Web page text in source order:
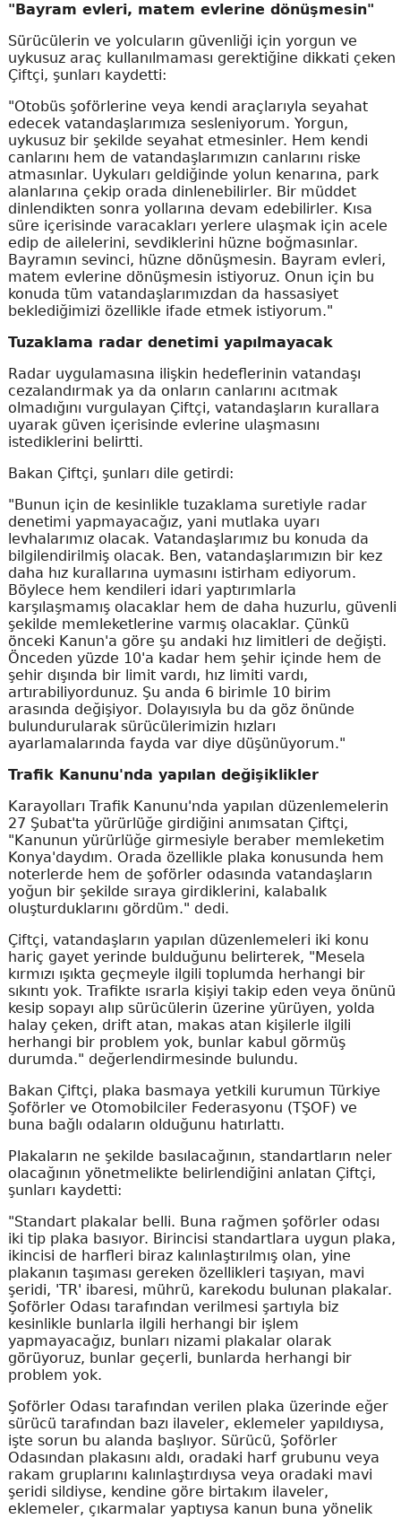
"Bayram evleri, matem evlerine dönüşmesin"
Sürücülerin ve yolcuların güvenliği için yorgun ve
uykusuz araç kullanılmaması gerektiğine dikkati çeken
Çiftçi, şunları kaydetti:
"Otobüs şoförlerine veya kendi araçlarıyla seyahat
edecek vatandaşlarımıza sesleniyorum. Yorgun,
uykusuz bir şekilde seyahat etmesinler. Hem kendi
canlarını hem de vatandaşlarımızın canlarını riske
atmasınlar. Uykuları geldiğinde yolun kenarına, park
alanlarına çekip orada dinlenebilirler. Bir müddet
dinlendikten sonra yollarına devam edebilirler. Kısa
süre içerisinde varacakları yerlere ulaşmak için acele
edip de ailelerini, sevdiklerini hüzne boğmasınlar.
Bayramın sevinci, hüzne dönüşmesin. Bayram evleri,
matem evlerine dönüşmesin istiyoruz. Onun için bu
konuda tüm vatandaşlarımızdan da hassasiyet
beklediğimizi özellikle ifade etmek istiyorum."
Tuzaklama radar denetimi yapılmayacak
Radar uygulamasına ilişkin hedeflerinin vatandaşı
cezalandırmak ya da onların canlarını acıtmak
olmadığını vurgulayan Çiftçi, vatandaşların kurallara
uyarak güven içerisinde evlerine ulaşmasını
istediklerini belirtti.
Bakan Çiftçi, şunları dile getirdi:
"Bunun için de kesinlikle tuzaklama suretiyle radar
denetimi yapmayacağız, yani mutlaka uyarı
levhalarımız olacak. Vatandaşlarımız bu konuda da
bilgilendirilmiş olacak. Ben, vatandaşlarımızın bir kez
daha hız kurallarına uymasını istirham ediyorum.
Böylece hem kendileri idari yaptırımlarla
karşılaşmamış olacaklar hem de daha huzurlu, güvenli
şekilde memleketlerine varmış olacaklar. Çünkü
önceki Kanun'a göre şu andaki hız limitleri de değişti.
Önceden yüzde 10'a kadar hem şehir içinde hem de
şehir dışında bir limit vardı, hız limiti vardı,
artırabiliyordunuz. Şu anda 6 birimle 10 birim
arasında değişiyor. Dolayısıyla bu da göz önünde
bulundurularak sürücülerimizin hızları
ayarlamalarında fayda var diye düşünüyorum."
Trafik Kanunu'nda yapılan değişiklikler
Karayolları Trafik Kanunu'nda yapılan düzenlemelerin
27 Şubat'ta yürürlüğe girdiğini anımsatan Çiftçi,
"Kanunun yürürlüğe girmesiyle beraber memleketim
Konya'daydım. Orada özellikle plaka konusunda hem
noterlerde hem de şoförler odasında vatandaşların
yoğun bir şekilde sıraya girdiklerini, kalabalık
oluşturduklarını gördüm." dedi.
Çiftçi, vatandaşların yapılan düzenlemeleri iki konu
hariç gayet yerinde bulduğunu belirterek, "Mesela
kırmızı ışıkta geçmeyle ilgili toplumda herhangi bir
sıkıntı yok. Trafikte ısrarla kişiyi takip eden veya önünü
kesip sopayı alıp sürücülerin üzerine yürüyen, yolda
halay çeken, drift atan, makas atan kişilerle ilgili
herhangi bir problem yok, bunlar kabul görmüş
durumda." değerlendirmesinde bulundu.
Bakan Çiftçi, plaka basmaya yetkili kurumun Türkiye
Şoförler ve Otomobilciler Federasyonu (TŞOF) ve
buna bağlı odaların olduğunu hatırlattı.
Plakaların ne şekilde basılacağının, standartların neler
olacağının yönetmelikte belirlendiğini anlatan Çiftçi,
şunları kaydetti:
"Standart plakalar belli. Buna rağmen şoförler odası
iki tip plaka basıyor. Birincisi standartlara uygun plaka,
ikincisi de harfleri biraz kalınlaştırılmış olan, yine
plakanın taşıması gereken özellikleri taşıyan, mavi
şeridi, 'TR' ibaresi, mührü, karekodu bulunan plakalar.
Şoförler Odası tarafından verilmesi şartıyla biz
kesinlikle bunlarla ilgili herhangi bir işlem
yapmayacağız, bunları nizami plakalar olarak
görüyoruz, bunlar geçerli, bunlarda herhangi bir
problem yok.
Şoförler Odası tarafından verilen plaka üzerinde eğer
sürücü tarafından bazı ilaveler, eklemeler yapıldıysa,
işte sorun bu alanda başlıyor. Sürücü, Şoförler
Odasından plakasını aldı, oradaki harf grubunu veya
rakam gruplarını kalınlaştırdıysa veya oradaki mavi
şeridi sildiyse, kendine göre birtakım ilaveler,
eklemeler, çıkarmalar yaptıysa kanun buna yönelik